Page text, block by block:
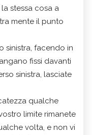
stessa cosa a
mente il punto
sinistra, facendo in
fissi davanti
sinistra, lasciate
qualche
limite rimanete
volta, e non vi